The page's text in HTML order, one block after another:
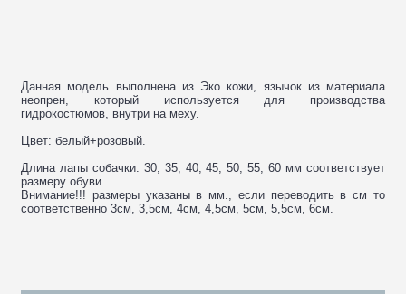
Данная модель выполнена из Эко кожи, язычок из материала
неопрен, который используется для производства
гидрокостюмов, внутри на меху.
Цвет: белый+розовый.
Длина лапы собачки: 30, 35, 40, 45, 50, 55, 60 мм соответствует
размеру обуви.
Внимание!!! размеры указаны в мм., если переводить в см то
соответственно 3см, 3,5см, 4см, 4,5см, 5см, 5,5см, 6см.